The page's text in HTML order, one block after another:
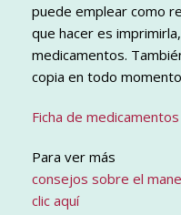
puede emplear como
que hacer es
medicamentos.
copia en todo
Ficha de medicamentos
Para ver más
consejos sobre el
clic aquí